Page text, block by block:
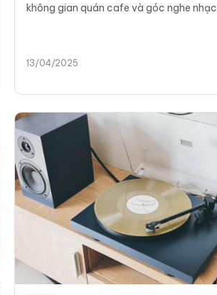
không gian quán cafe và góc nghe nhạc
13/04/2025